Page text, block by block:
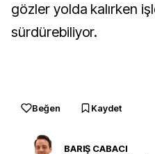
gözler yolda kalırken
sürdürebiliyor.
Beğen Kaydet
BARIŞ CABACI